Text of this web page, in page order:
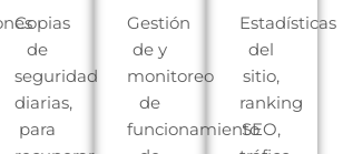
Copias
de
seguridad
diarias,
para
Gestión
de y
monitoreo
de
funcionamiento
Estadísticas
del
sitio,
ranking
SEO,